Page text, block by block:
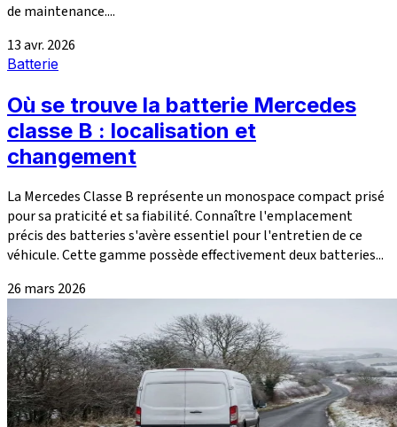
de maintenance....
13 avr. 2026
Batterie
Où se trouve la batterie Mercedes
classe B : localisation et
changement
La Mercedes Classe B représente un monospace compact prisé
pour sa praticité et sa fiabilité. Connaître l'emplacement
précis des batteries s'avère essentiel pour l'entretien de ce
véhicule. Cette gamme possède effectivement deux batteries...
26 mars 2026